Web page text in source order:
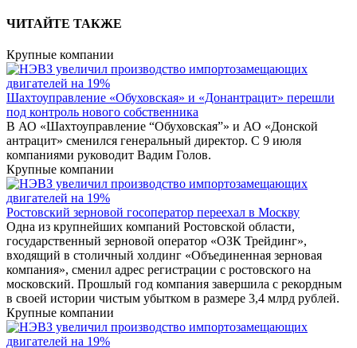
ЧИТАЙТЕ ТАКЖЕ
Крупные компании
Шахтоуправление «Обуховская» и «Донантрацит» перешли
под контроль нового собственника
В АО «Шахтоуправление “Обуховская”» и АО «Донской
антрацит» сменился генеральный директор. С 9 июля
компаниями руководит Вадим Голов.
Крупные компании
Ростовский зерновой госоператор переехал в Москву
Одна из крупнейших компаний Ростовской области,
государственный зерновой оператор «ОЗК Трейдинг»,
входящий в столичный холдинг «Объединенная зерновая
компания», сменил адрес регистрации с ростовского на
московский. Прошлый год компания завершила с рекордным
в своей истории чистым убытком в размере 3,4 млрд рублей.
Крупные компании